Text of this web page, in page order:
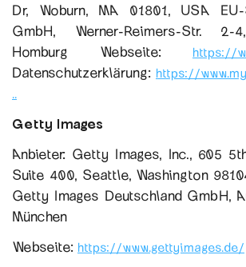
Dr, Woburn, MA 01801, USA
GmbH, Werner-Reimers-Str.
Homburg Webseite:
https://
Datenschutzerklärung: https://
..
Getty Images
Anbieter: Getty Images, Inc., 605
Suite 400, Seattle, Washington
Getty Images Deutschland GmbH,
München
Webseite: https://www.gettyimages.de/